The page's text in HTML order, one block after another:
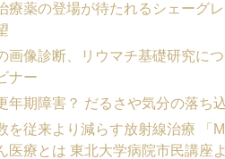
療薬の登場が待たれるシェーグ
画像診断、リウマチ基礎研究に
ナー
年期障害？ だるさや気分の落ち
を従来より減らす放射線治療 「
医療とは 東北大学病院市民講座